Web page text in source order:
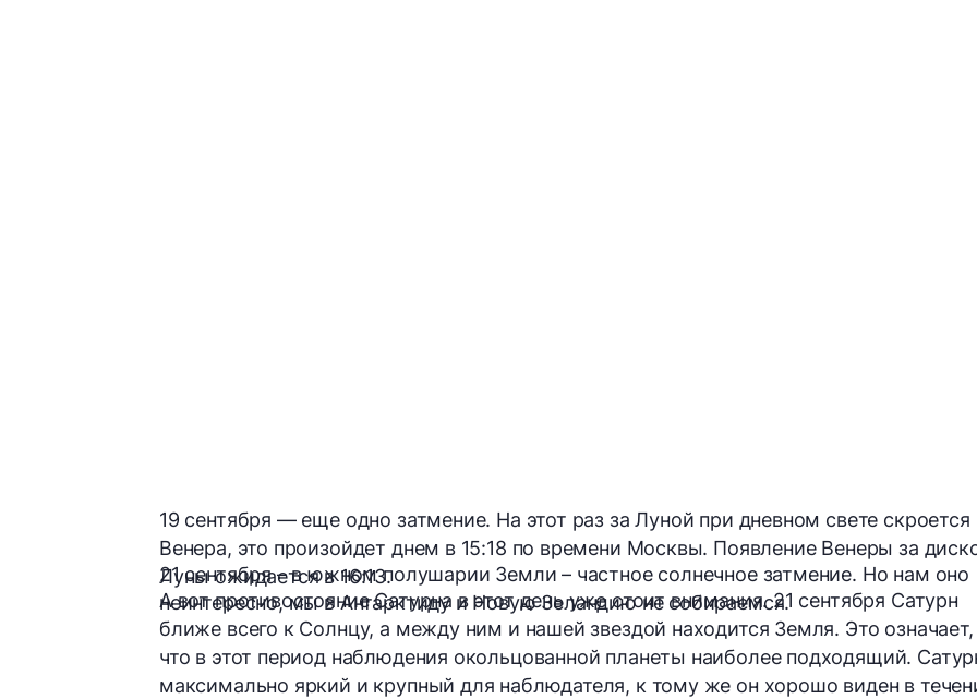
19 сентября — еще одно затмение. На этот раз за Луной при дневном свете скроется
Венера, это произойдет днем в 15:18 по времени Москвы. Появление Венеры за
Луны ожидается в 16:13.
21 сентября – в южном полушарии Земли – частное солнечное затмение. Но нам оно
неинтересно, мы в Антарктиду и Новую Зеландию не собираемся.
А вот противостояние Сатурна в этот день уже стоит внимания. 21 сентября Сатурн
ближе всего к Солнцу, а между ним и нашей звездой находится Земля. Это означает,
что в этот период наблюдения окольцованной планеты наиболее подходящий.
максимально яркий и крупный для наблюдателя, к тому же он хорошо виден в